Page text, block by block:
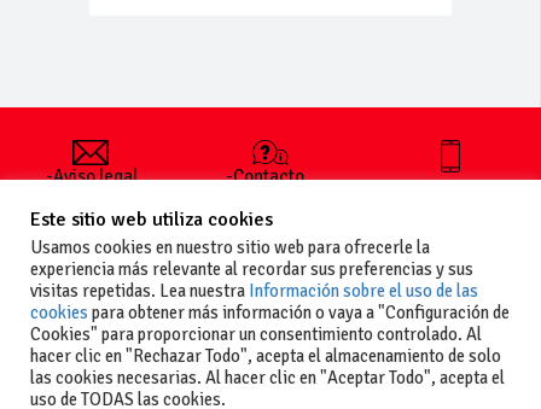
-Aviso legal
generales
de uso
-Política de
privacidad
-Política de
cookies
-Contacto
publicar un
anuncio
-Vende+
+34 627 35
Este sitio web utiliza cookies
Usamos cookies en nuestro sitio web para ofrecerle la
experiencia más relevante al recordar sus preferencias y sus
visitas repetidas. Lea nuestra Información sobre el uso de las
cookies para obtener más información o vaya a "Configuración de
Cookies" para proporcionar un consentimiento controlado. Al
hacer clic en "Rechazar Todo", acepta el almacenamiento de solo
las cookies necesarias. Al hacer clic en "Aceptar Todo", acepta el
uso de TODAS las cookies.